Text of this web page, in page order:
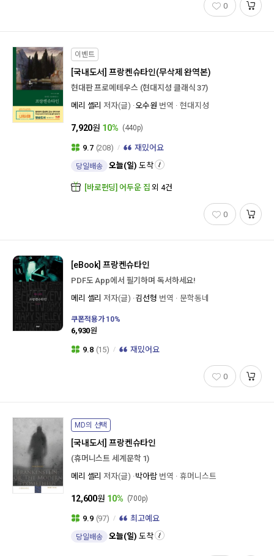
0
이벤트
[국내도서] 프랑켄슈타인(무삭제 완역본)
현대판 프로메테우스 (현대지성 클래식 37)
메리 셸리 저자(글) 오수원 번역 현대지성
7,920원 10% (440p)
9.7 (208) 재밌어요
당일배송 오늘(일) 도착
[바로펀딩] 어두운 집 외 4건
0
[eBook] 프랑켄슈타인
PDF도 App에서 필기하며 독서하세요!
메리 셸리 저자(글) 김선형 번역 문학동네
쿠폰적용가10%
6,930원
9.8 (15) 재밌어요
0
MD의 선택
[국내도서] 프랑켄슈타인
(휴머니스트 세계문학 1)
메리 셸리 저자(글) 박아람 번역 휴머니스트
12,600원 10% (700p)
9.9 (97) 최고예요
당일배송 오늘(일) 도착